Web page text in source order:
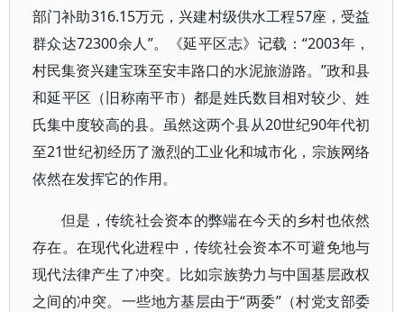
部门补助316.15万元，兴建村级供水工程57座，受益
群众达72300余人”。《延平区志》记载：“2003年，
村民集资兴建宝珠至安丰路口的水泥旅游路。”政和县
和延平区（旧称南平市）都是姓氏数目相对较少、姓
氏集中度较高的县。虽然这两个县从20世纪90年代初
至21世纪初经历了激烈的工业化和城市化，宗族网络
依然在发挥它的作用。
但是，传统社会资本的弊端在今天的乡村也依然
存在。在现代化进程中，传统社会资本不可避免地与
现代法律产生了冲突。比如宗族势力与中国基层政权
之间的冲突。一些地方基层由于“两委”（村党支部委